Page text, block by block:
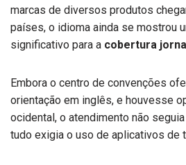
marcas de diversos produtos
países, o idioma ainda se mostrou
significativo para a cobertura
Embora o centro de convenções
orientação em inglês, e houvesse
ocidental, o atendimento não
tudo exigia o uso de aplicativos de